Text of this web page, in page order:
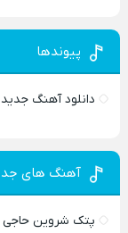
پیوندها
دانلود آهنگ جدید
آهنگ های
پتک شروین حاجی